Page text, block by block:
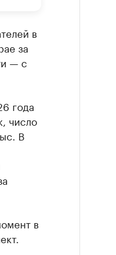
в
за
— с
года
число
В
в